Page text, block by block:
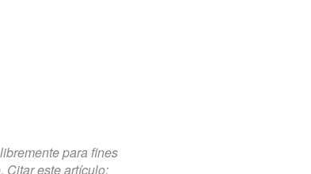
para fines
Citar este artículo: